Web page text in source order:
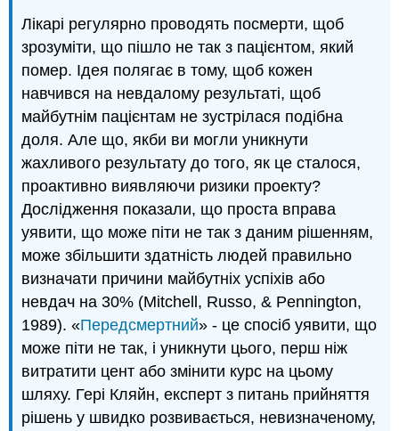
Лікарі регулярно проводять посмерти, щоб
зрозуміти, що пішло не так з пацієнтом, який
помер. Ідея полягає в тому, щоб кожен
навчився на невдалому результаті, щоб
майбутнім пацієнтам не зустрілася подібна
доля. Але що, якби ви могли уникнути
жахливого результату до того, як це сталося,
проактивно виявляючи ризики проекту?
Дослідження показали, що проста вправа
уявити, що може піти не так з даним рішенням,
може збільшити здатність людей правильно
визначати причини майбутніх успіхів або
невдач на 30% (Mitchell, Russo, & Pennington,
1989). «Передсмертний» - це спосіб уявити, що
може піти не так, і уникнути цього, перш ніж
витратити цент або змінити курс на цьому
шляху. Гері Кляйн, експерт з питань прийняття
рішень у швидко розвивається, невизначеному,